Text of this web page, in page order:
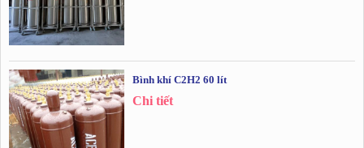
Bình khí C2H2 60 lít
Chi tiết